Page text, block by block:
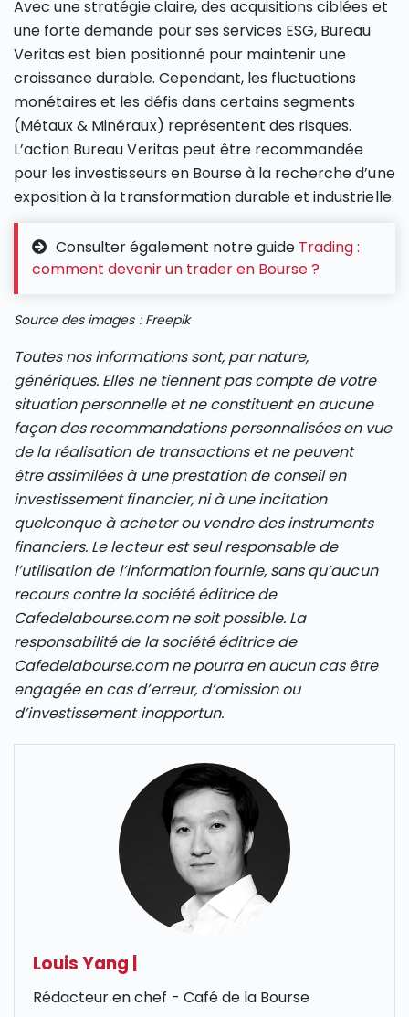
Avec une stratégie claire, des acquisitions ciblées et
une forte demande pour ses services ESG, Bureau
Veritas est bien positionné pour maintenir une
croissance durable. Cependant, les fluctuations
monétaires et les défis dans certains segments
(Métaux & Minéraux) représentent des risques.
L’action Bureau Veritas peut être recommandée
pour les investisseurs en Bourse à la recherche d’une
exposition à la transformation durable et industrielle.
Consulter également notre guide Trading :
comment devenir un trader en Bourse ?
Source des images : Freepik
Toutes nos informations sont, par nature,
génériques. Elles ne tiennent pas compte de votre
situation personnelle et ne constituent en aucune
façon des recommandations personnalisées en vue
de la réalisation de transactions et ne peuvent
être assimilées à une prestation de conseil en
investissement financier, ni à une incitation
quelconque à acheter ou vendre des instruments
financiers. Le lecteur est seul responsable de
l’utilisation de l’information fournie, sans qu’aucun
recours contre la société éditrice de
Cafedelabourse.com ne soit possible. La
responsabilité de la société éditrice de
Cafedelabourse.com ne pourra en aucun cas être
engagée en cas d’erreur, d’omission ou
d’investissement inopportun.
Louis Yang
Rédacteur en chef - Café de la Bourse